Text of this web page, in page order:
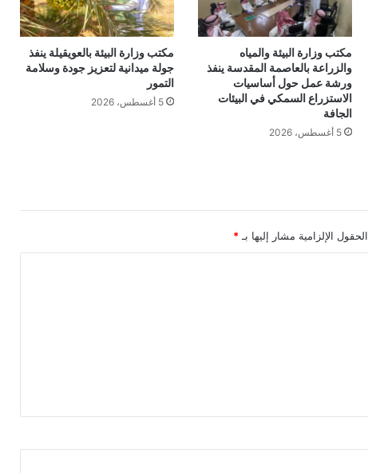
مكتب وزارة البيئة والمياه
والزراعة بالعاصمة المقدسة ينفذ
ورشة عمل حول أساسيات
الاستزراع السمكي في البيئات
الجافة
5 أغسطس، 2026
مكتب وزارة البيئة بالعويقيلة ينفذ
جولة ميدانية لتعزيز جودة وسلامة
التمور
5 أغسطس، 2026
الحقول الإلزامية مشار إليها بـ *